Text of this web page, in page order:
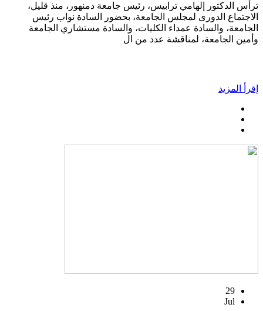
ترأس الدكتور إلهامي ترابيس، رئيس جامعة دمنهور، منذ قليل،
الاجتماع الدورى لمجلس الجامعة، بحضور السادة نواب رئيس
الجامعة، والسادة عمداء الكليات، والسادة مستشاري الجامعة
وأمين الجامعة، لمناقشة عدد من ال
إقرأ المزيد
29
Jul